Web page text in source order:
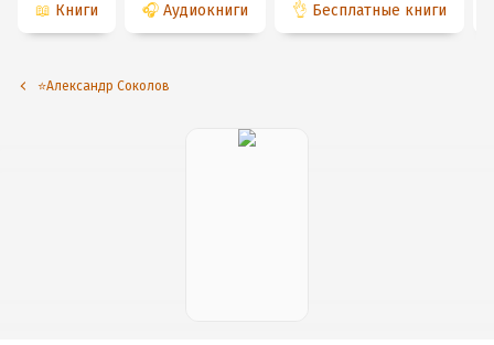
📖 Книги 🎧 Аудиокниги 👌 Бесплатные книги
⭐️Александр Соколов